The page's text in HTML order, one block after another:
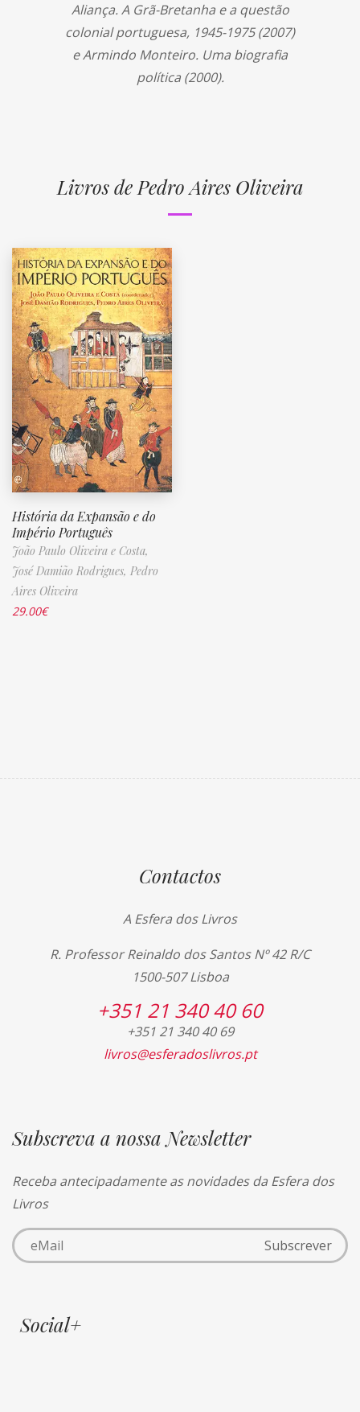
Aliança. A Grã-Bretanha e a questão
colonial portuguesa, 1945-1975 (2007)
e Armindo Monteiro. Uma biografia
política (2000).
Livros de Pedro Aires Oliveira
História da Expansão e do
Império Português
João Paulo Oliveira e Costa,
José Damião Rodrigues, Pedro
Aires Oliveira
29.00€
Contactos
A Esfera dos Livros
R. Professor Reinaldo dos Santos Nº 42 R/C
1500-507 Lisboa
+351 21 340 40 60
+351 21 340 40 69
livros@esferadoslivros.pt
Subscreva a nossa Newsletter
Receba antecipadamente as novidades da Esfera dos
Livros
Social+